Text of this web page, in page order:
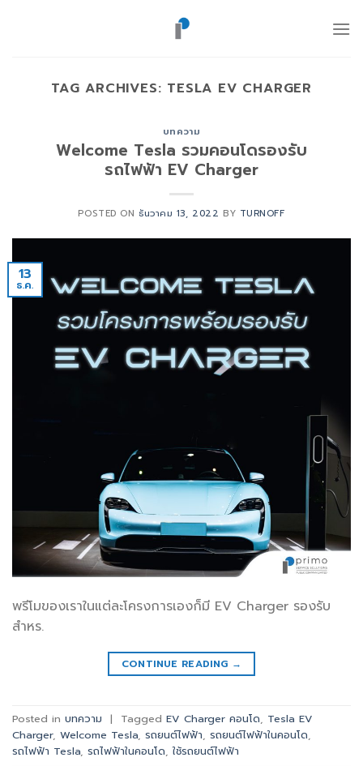
TAG ARCHIVES: TESLA EV CHARGER
บทความ
Welcome Tesla รวมคอนโดรองรับ
รถไฟฟ้า EV Charger
POSTED ON ธันวาคม 13, 2022 BY TURNOFF
13
ธ.ค.
พรีโมของเราในแต่ละโครงการเองก็มี EV Charger รองรับ
สำหร.
CONTINUE READING →
Posted in บทความ | Tagged EV Charger คอนโด, Tesla EV
Charger, Welcome Tesla, รถยนต์ไฟฟ้า, รถยนต์ไฟฟ้าในคอนโด,
รถไฟฟ้า Tesla, รถไฟฟ้าในคอนโด,ใช้รถยนต์ไฟฟ้า